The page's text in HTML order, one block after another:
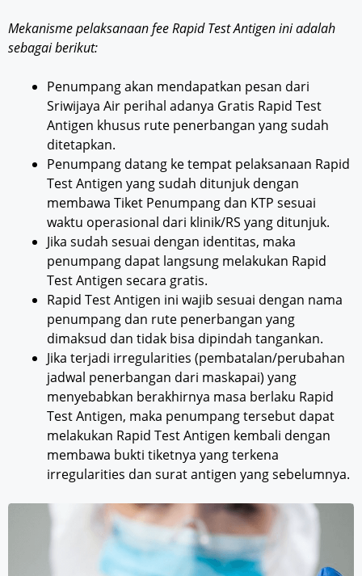
Mekanisme pelaksanaan fee Rapid Test Antigen ini adalah
sebagai berikut:
Penumpang akan mendapatkan pesan dari
Sriwijaya Air perihal adanya Gratis Rapid Test
Antigen khusus rute penerbangan yang sudah
ditetapkan.
Penumpang datang ke tempat pelaksanaan Rapid
Test Antigen yang sudah ditunjuk dengan
membawa Tiket Penumpang dan KTP sesuai
waktu operasional dari klinik/RS yang ditunjuk.
Jika sudah sesuai dengan identitas, maka
penumpang dapat langsung melakukan Rapid
Test Antigen secara gratis.
Rapid Test Antigen ini wajib sesuai dengan nama
penumpang dan rute penerbangan yang
dimaksud dan tidak bisa dipindah tangankan.
Jika terjadi irregularities (pembatalan/perubahan
jadwal penerbangan dari maskapai) yang
menyebabkan berakhirnya masa berlaku Rapid
Test Antigen, maka penumpang tersebut dapat
melakukan Rapid Test Antigen kembali dengan
membawa bukti tiketnya yang terkena
irregularities dan surat antigen yang sebelumnya.